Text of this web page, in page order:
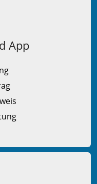
App